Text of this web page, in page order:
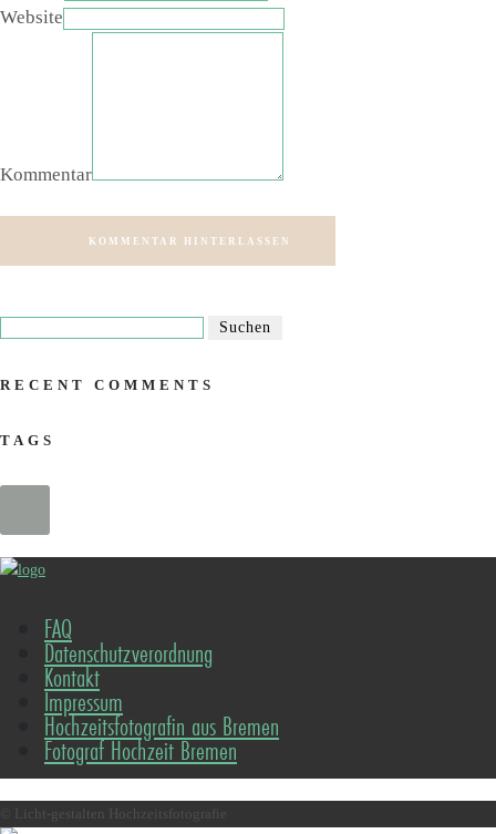
Website
Kommentar
KOMMENTAR HINTERLASSEN
RECENT COMMENTS
TAGS
FAQ
Datenschutzverordnung
Kontakt
Impressum
Hochzeitsfotografin aus Bremen
Fotograf Hochzeit Bremen
© Licht-gestalten Hochzeitsfotografie